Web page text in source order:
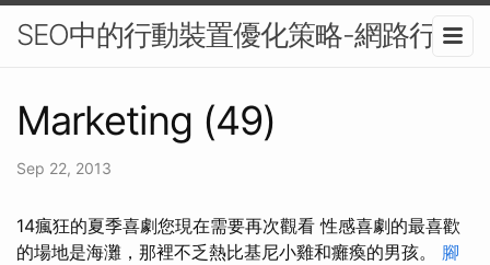
SEO中的行動裝置優化策略-網路行銷
Marketing (49)
Sep 22, 2013
14瘋狂的夏季喜劇您現在需要再次觀看 性感喜劇的最喜歡
的場地是海灘，那裡不乏熱比基尼小雞和癱瘓的男孩。 腳